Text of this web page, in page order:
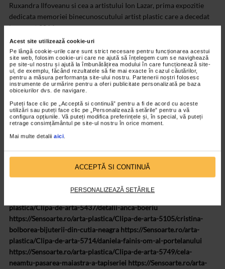
Acest site utilizează cookie-uri
Pe lângă cookie-urile care sunt strict necesare pentru funcționarea acestui
site web, folosim cookie-uri care ne ajută să înțelegem cum se navighează
pe site-ul nostru și ajută la îmbunătățirea modului în care funcționează site-
ul, de exemplu, făcând rezultatele să fie mai exacte în cazul căutărilor,
pentru a măsura performanța site-ului nostru. Partenerii noștri folosesc
instrumente de urmărire pentru a oferi publicitate personalizată pe baza
obiceiurilor dvs. de navigare.
Puteți face clic pe „Acceptă si continuă” pentru a fi de acord cu aceste
utilizări sau puteți face clic pe „Personalizează setările” pentru a vă
configura opțiunile. Vă puteți modifica preferințele și, în special, vă puteți
retrage consimțământul pe site-ul nostru în orice moment.
Mai multe detalii aici.
ACCEPTĂ SI CONTINUĂ
PERSONALIZEAZĂ SETĂRILE
Ruxandra Ilfoveanu si cea a artistului Ion Lazar, prima expozitie
dedicata memoriei binecunoscutului artist plastic care a decedat
in august 2014.
Totodata, Galeria Senso a gazduit in perioada 3 – 9 decembrie
2015 expozitia de fotografie ”Romania Civila. Spirit si Expresie”.
Program Galeria de Arta SENSO: Zilnic, de luni pana vineri intre
orele 11.00 – 18.00, sambata si duminica intre orele 12.00 – 18.00.
Va invitam sa vizionati cateva dintre reportajele Senso Arte
dedicate protagonistilor Expozitiei de ARTA DECORATIVA
accesand link-urile:
https://Sensoarte.ro/arta-plastica/Clipa-de-arta-6518/aniela-
ovadiuc-focul-nu-iarta https://Sensoarte.ro/arta-plastica/Clipa-de-
arta-6515/mihai-topescu-anatomia-sticlei
https://Sensoarte.ro/arta-plastica/Clipa-de-arta-6514/nicolae-
plastica/Clipa-de-arta-5437/detalii-anca-boeriu
https://Sensoarte.ro/arta-plastica/Clipa-de-arta-5105/cristina-
bolborea-bijuterii-din-cutia-neagra https://Sensoarte.ro/arta-
plastica/Clipa-de-arta-5714/daniela-fainis-om-al-portelanului
https://Sensoarte.ro/arta-plastica/Clipa-de-arta-5749/cela-
neamtu-pasarea-maiastra-a-tapiseriei https://Sensoarte.ro/arta-